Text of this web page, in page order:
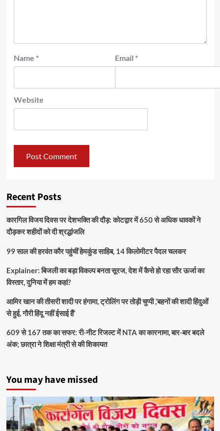
Name * Email *
Website
Recent Posts
कारगिल विजय दिवस पर देशभक्ति की दौड़: कोटद्वार में 650 से अधिक धावकों ने
दौड़कर शहीदों को दी श्रद्धांजलि
99 साल की हरवंत कौर पहुंचीं हेमकुंड साहिब, 14 किलोमीटर पैदल चलकर
Explainer: बिजली का बड़ा विकल्प बनता सूरज, देश में कैसे हो रहा सौर ऊर्जा का
विस्तार, दुनिया में हम कहां?
आमिर खान की तीसरी शादी पर हंगामा, ट्रोलिंग पर तोड़ी चुप्पी ,’बहनों की शादी हिंदुओं
से हुई, गौरी हिंदू नहीं ईसाई हैं’
609 से 167 तक का सफर: री-नीट रिजल्ट में NTA का कारनामा, बार-बार बदले
अंक; छात्रा ने शिक्षा मंत्री से की शिकायत
You may have missed